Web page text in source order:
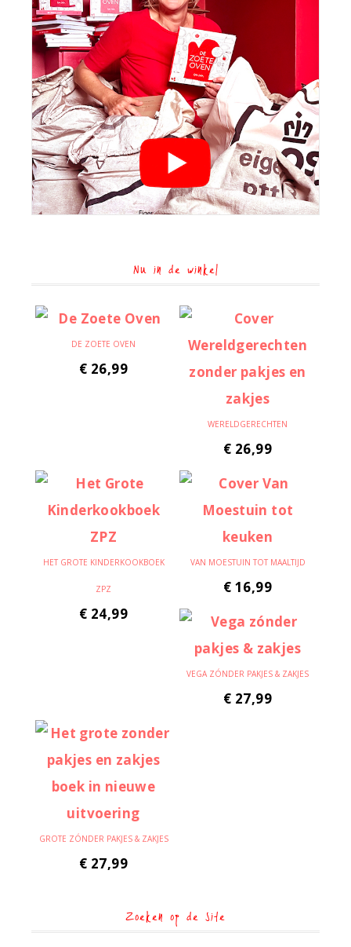
Nu in de winkel
DE ZOETE OVEN
€ 26,99
WERELDGERECHTEN
€ 26,99
HET GROTE KINDERKOOKBOEK
ZPZ
€ 24,99
VAN MOESTUIN TOT MAALTIJD
€ 16,99
VEGA ZÓNDER PAKJES & ZAKJES
€ 27,99
GROTE ZÓNDER PAKJES & ZAKJES
€ 27,99
Zoeken op de site